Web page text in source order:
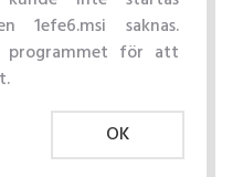
1efe6.msi saknas.
programmet för att
OK